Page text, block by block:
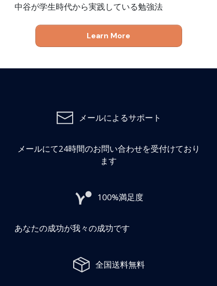
中谷が学生時代から実践している勉強法
Learn More
メールによるサポート
メールにて24時間のお問い合わせを受付けており
ます
100%満足度
あなたの成功が我々の成功です
全国送料無料